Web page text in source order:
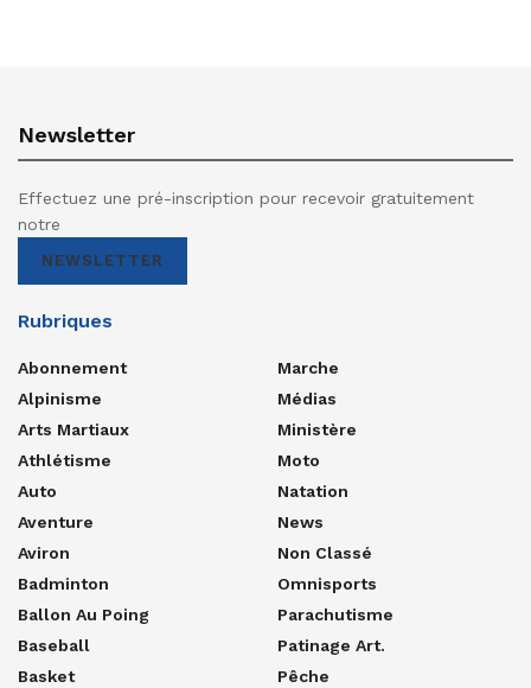
Newsletter
Effectuez une pré-inscription pour recevoir gratuitement
notre
NEWSLETTER
Rubriques
Abonnement
Alpinisme
Arts Martiaux
Athlétisme
Auto
Aventure
Aviron
Badminton
Ballon Au Poing
Baseball
Basket
Marche
Médias
Ministère
Moto
Natation
News
Non Classé
Omnisports
Parachutisme
Patinage Art.
Pêche